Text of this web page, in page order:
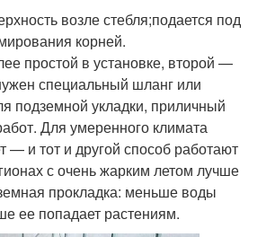
возле стебля;подается под
корней.
простой в установке, второй —
специальный шланг или
подземной укладки, приличный
Для умеренного климата
— и тот и другой способ работают
с очень жарким летом лучше
прокладка: меньше воды
ее попадает растениям.